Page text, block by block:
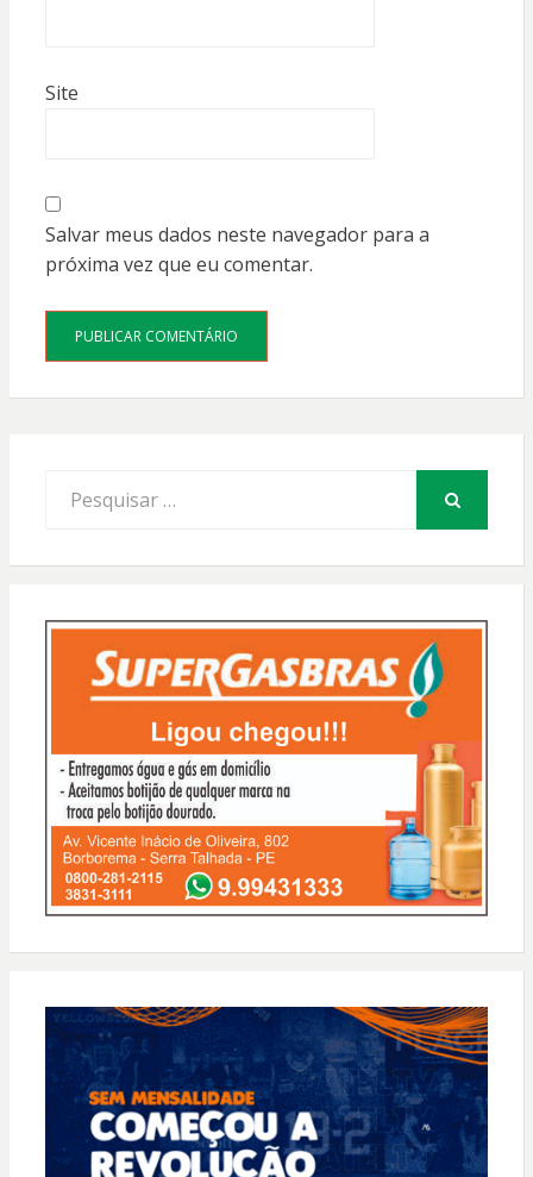
Site
Salvar meus dados neste navegador para a
próxima vez que eu comentar.
por: